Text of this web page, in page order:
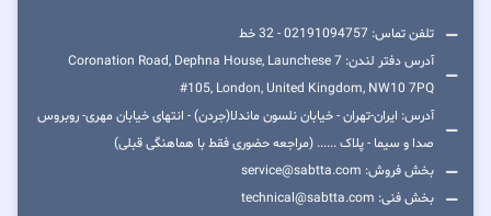
تلفن تماس: 02191094757 - 32 خط
آدرس دفتر لندن: 7 Coronation Road, Dephna House, Launchese
#105, London, United Kingdom, NW10 7PQ
آدرس: ایران-تهران - خیابان نلسون ماندلا(جردن) - انتهای خیابان مهری- روبروس
صدا و سیما - پلاک ...... (مراجعه حضوری فقط با هماهنگی قبلی)
بخش فروش: service@sabtta.com
بخش فنی: technical@sabtta.com